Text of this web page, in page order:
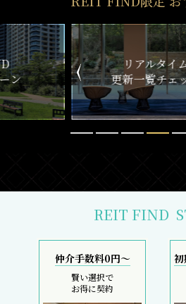
ック
新築マンショ
一覧
REIT FIND
仲介手数料0円～
賢い選択で
お得に契約